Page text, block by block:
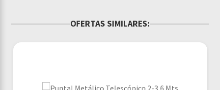
OFERTAS SIMILARES: